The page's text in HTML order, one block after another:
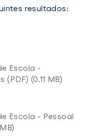
resultados:
Escola -
(0.11 MB)
Escola - Pessoal